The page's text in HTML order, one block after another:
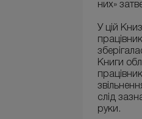
них»
У цій
Книги
слід
руки.